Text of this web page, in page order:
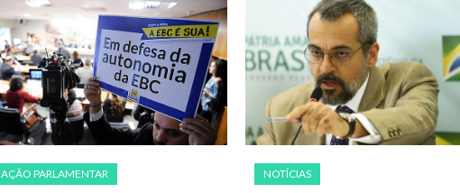
AÇÃO PARLAMENTAR NOTÍCIAS